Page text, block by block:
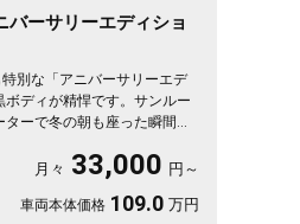
ーサリーエディショ
別な「アニバーサリーエデ
ディが精悍です。サンルー
ーで冬の朝も座った瞬間か
遠出も気分が上がる一台。
の相棒に🚗✨💎👑😎《1年保
月々 33,000 円～
車両本体価格 109.0 万円